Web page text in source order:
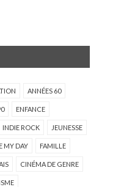
ANNÉES 60
ENFANCE
INDIE ROCK JEUNESSE
MY DAY FAMILLE
CINÉMA DE GENRE